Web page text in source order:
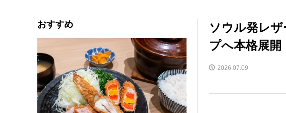
ソウル発レ
プへ本格展開
2026.07.09
おすすめ